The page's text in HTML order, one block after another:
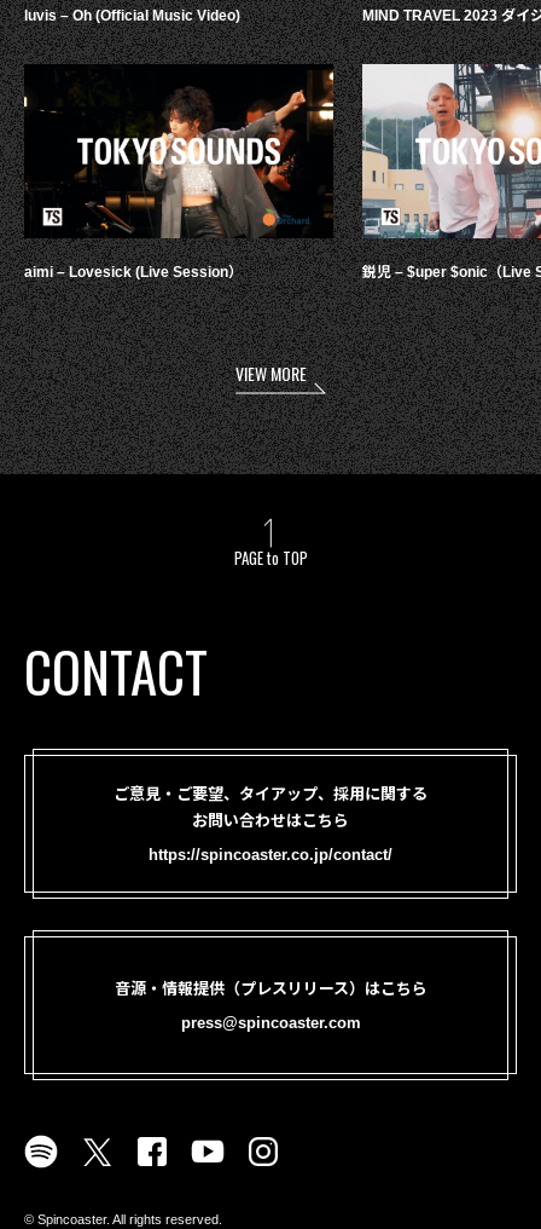
luvis – Oh (Official Music Video)
aimi – Lovesick (Live Session）
MIND TRAVEL 2023 ダイ
鋭児 – $uper $onic（Live
VIEW MORE
PAGE to TOP
CONTACT
ご意見・ご要望、タイアップ、採用に関する
お問い合わせはこちら
https://spincoaster.co.jp/contact/
音源・情報提供（プレスリリース）はこちら
press@spincoaster.com
©︎ Spincoaster. All rights reserved.